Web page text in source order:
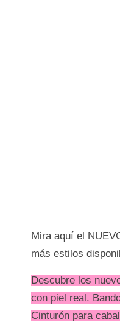
Mira aquí el
más estilos
Descubre los
con piel real.
Cinturón para